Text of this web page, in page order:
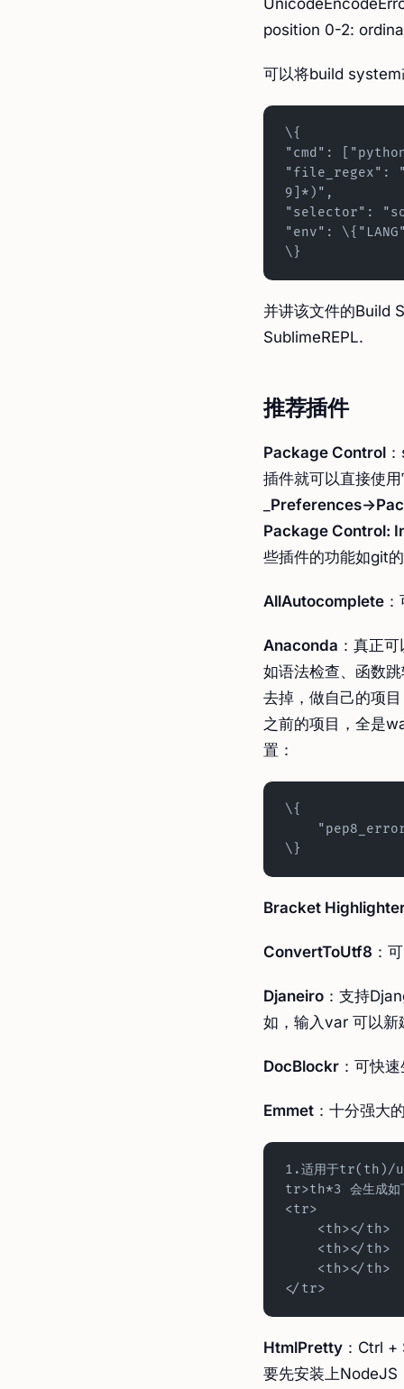
position 0-2:
可以将build system
\{
"cmd":
9]*)",
"selector":
"env":
\}
并讲该文件的Build
SublimeREPL.
推荐插件
Package Control
插件就可以直接使
Preferences-
Package Control:
些插件的功能如git
AllAutocomplete
Anaconda ：真正
如语法检查、函数
去掉，做自己的项
之前的项目，全是
置：
\{
\}
Bracket
ConvertToUtf8 ：
Djaneiro ：支持
如，输入var 可以新
DocBlockr ：可快
Emmet ：十分强大
1.适用于
tr>th*3 会生成如
<tr>
    <th></th>
    <th></th>
    <th></th>
</tr>
HtmlPretty ：Ctrl
要先安装上NodeJS